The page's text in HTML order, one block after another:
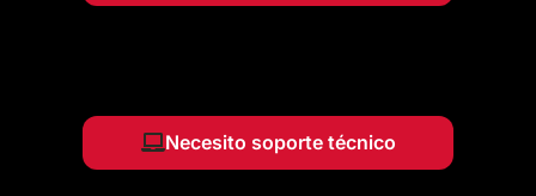
Necesito soporte técnico